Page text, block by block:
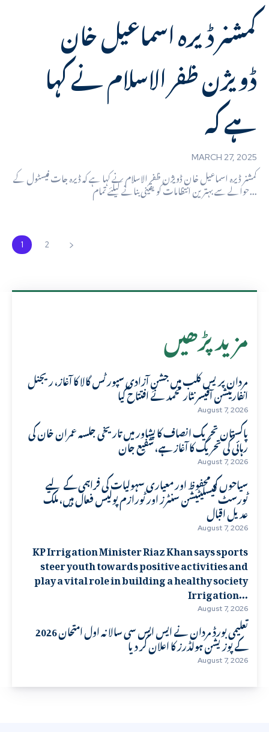
کمشنر ڈیرہ اسماعیل خان
ڈویژن ظفر الاسلام نے کہا
ہے کہ
MARCH 27, 2025
کمشنر ڈیرہ اسماعیل خان ڈویژن ظفر الاسلام نے کہا ہے کہ ڈیرہ جات فیسٹول کے
حوالے سے بہترین انتظامات کو یقینی بنانے کیلئے تمام...
1 2
مزید پڑھیں
مردان پریس کلب میں جشنِ آزادی سپورٹس گالا کا آغاز، ریجنل
انفارمیشن آفیسر نثار محمد نے افتتاح کیا
August 7, 2026
پاکستان تحریک انصاف کا پشاور میں تاریخی جلسہ عمران خان کی
رہائی کی تحریک کا آغاز ہے، شفیع جان
August 7, 2026
سیاحوں کو محفوظ اور معیاری سہولیات کی فراہمی کے لیے
ٹورسٹ فیسلیٹیشن سنٹرز اور ٹورازم پولیس فعال ہیں، ملک
عدیل اقبال
August 7, 2026
KP Irrigation Minister Riaz Khan says sports
steer youth towards positive activities and
play a vital role in building a healthy society
Irrigation...
August 7, 2026
تعلیمی بورڈ مردان نے ایس ایس سی سالانہ اول امتحان 2026
کے پوزیشن ہولڈرز کا اعلان کر دیا
August 7, 2026